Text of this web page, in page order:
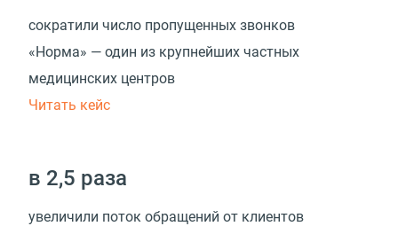
сократили число пропущенных звонков
«Норма» — один из крупнейших частных
медицинских центров
Читать кейс
в 2,5 раза
увеличили поток обращений от клиентов